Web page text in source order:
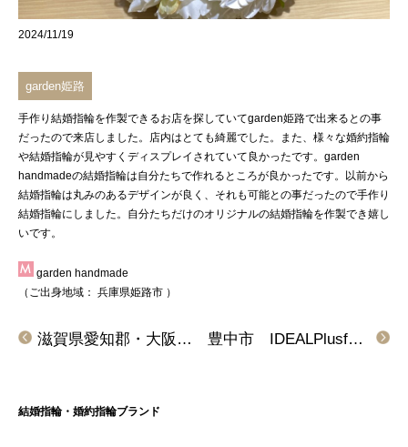
2024/11/19
garden姫路
手作り結婚指輪を作製できるお店を探していてgarden姫路で出来るとの事
だったので来店しました。店内はとても綺麗でした。また、様々な婚約指輪
や結婚指輪が見やすくディスプレイされていて良かったです。 garden
handmadeの結婚指輪は自分たちで作れるところが良かったです。以前から
結婚指輪は丸みのあるデザインが良く、それも可能との事だったので手作り
結婚指輪にしました。自分たちだけのオリジナルの結婚指輪を作製でき嬉し
いです。
garden handmade
（ご出身地域： 兵庫県姫路市 ）
豊中市 IDEALPlusfortの結婚指輪をご成約頂きました
滋賀県愛知郡・大阪府大阪市より ノクルの結婚指輪をご成約頂きました
結婚指輪・婚約指輪ブランド